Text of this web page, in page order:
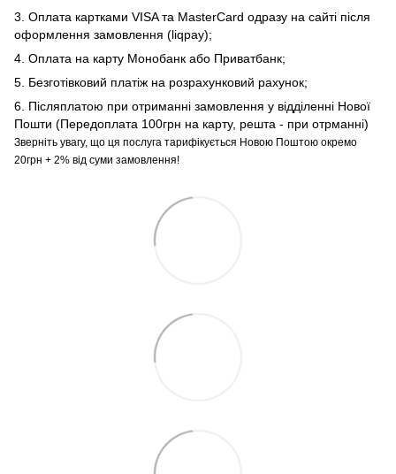
3. Оплата картками VISA та MasterCard одразу на сайті після
оформлення замовлення (liqpay);
4. Оплата на карту Монобанк або Приватбанк;
5. Безготівковий платіж на розрахунковий рахунок;
6. Післяплатою при отриманні замовлення у відділенні Нової
Пошти (Передоплата 100грн на карту, решта - при отрманні)
Зверніть увагу, що ця послуга тарифікується Новою Поштою окремо
20грн + 2% від суми замовлення!